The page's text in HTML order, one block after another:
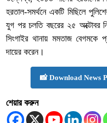
হরতাল-সমর্থনে একটি মিছিলে
যুগ পর চলতি বছরের ২৫
সিংগাইর থানায় মমতাজ বেগমকে
দায়ের করেন।
📸 Download News
শেয়ার করুন